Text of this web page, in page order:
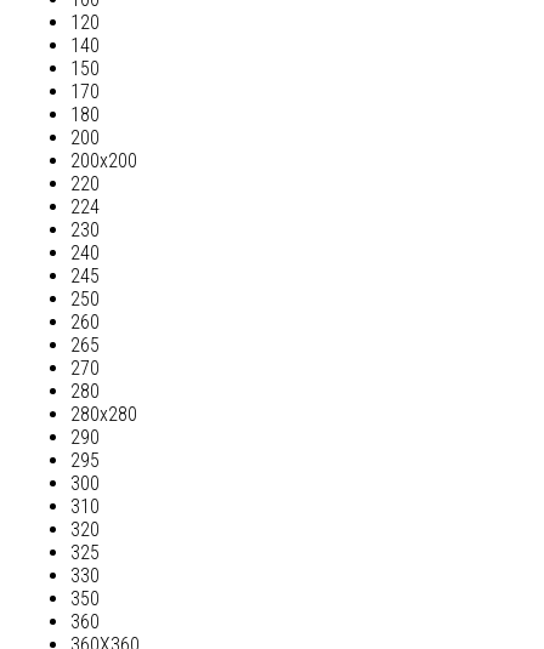
120
140
150
170
180
200
200х200
220
224
230
240
245
250
260
265
270
280
280х280
290
295
300
310
320
325
330
350
360